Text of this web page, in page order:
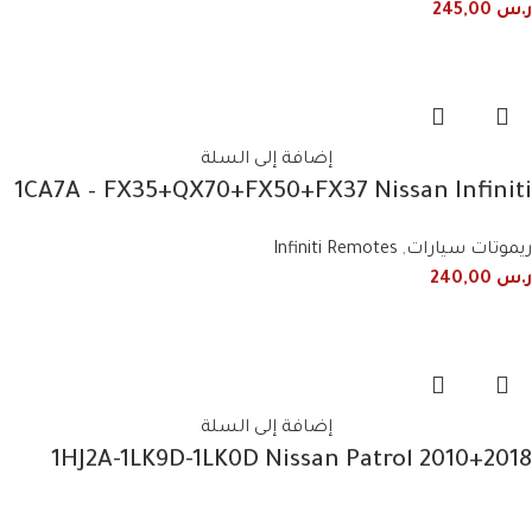
ر.س
إضافة إلى السلة
1CA7A – FX35+QX70+FX50+FX37 Nissan Infiniti
ريموتات سيارات,
Infiniti Remotes
ر.س
إضافة إلى السلة
1HJ2A-1LK9D-1LK0D Nissan Patrol 2010+2018